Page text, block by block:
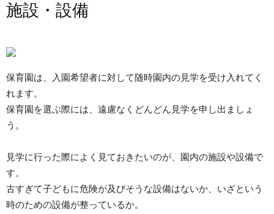
施設・設備
保育園は、入園希望者に対して随時園内の見学を受け入れてく
れます。
保育園を選ぶ際には、遠慮なくどんどん見学を申し出ましょ
う。
見学に行った際によく見ておきたいのが、園内の施設や設備で
す。
古すぎて子どもに危険が及びそうな設備はないか、いざという
時のための設備が整っているか。